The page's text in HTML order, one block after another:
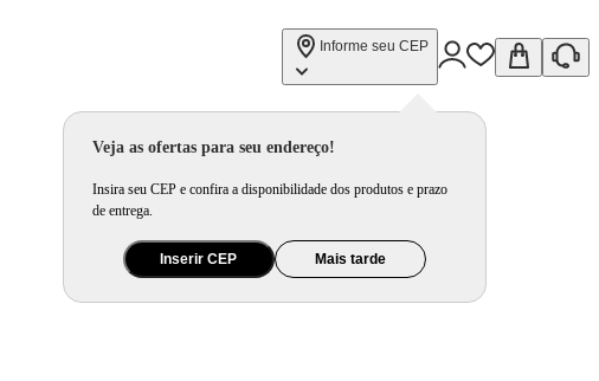
Informe seu CEP
Veja as ofertas para seu endereço!
Insira seu CEP e confira a disponibilidade dos produtos e prazo
de entrega.
Inserir CEP Mais tarde